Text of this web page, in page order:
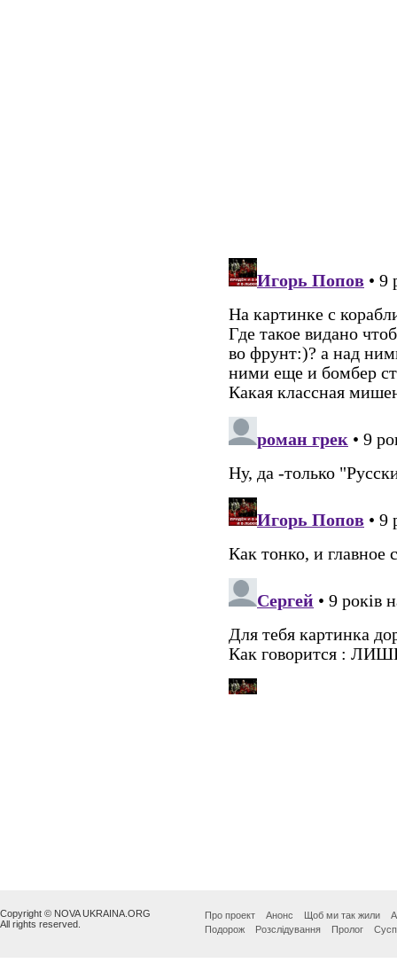
Copyright © NOVA UKRAINA.ORG
All rights reserved.
Про проект Анонс Щоб ми так жили
Подорож
Розслідування Пролог